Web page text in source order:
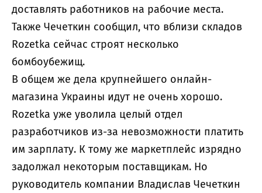
доставлять работников на рабочие места.
Также Чечеткин сообщил, что вблизи складов
Rozetka сейчас строят несколько
бомбоубежищ.
В общем же дела крупнейшего онлайн-
магазина Украины идут не очень хорошо.
Rozetka уже уволила целый отдел
разработчиков из-за невозможности платить
им зарплату. К тому же маркетплейс изрядно
задолжал некоторым поставщикам. Но
руководитель компании Владислав Чечеткин